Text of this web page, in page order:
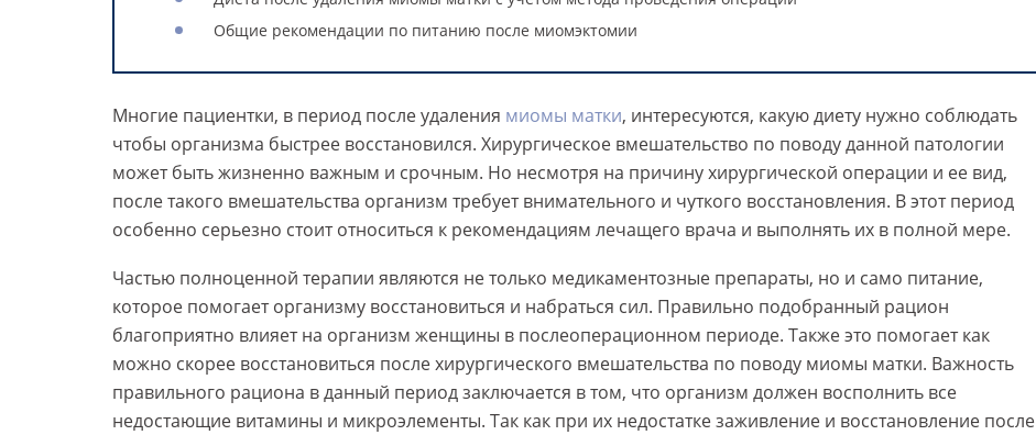
Общие рекомендации по питанию после миомэктомии
Многие пациентки, в период после удаления миомы матки, интересуются, какую диету нужно соблюдать
чтобы организма быстрее восстановился. Хирургическое вмешательство по поводу данной патологии
может быть жизненно важным и срочным. Но несмотря на причину хирургической операции и ее вид,
после такого вмешательства организм требует внимательного и чуткого восстановления. В этот период
особенно серьезно стоит относиться к рекомендациям лечащего врача и выполнять их в полной мере.
Частью полноценной терапии являются не только медикаментозные препараты, но и само питание,
которое помогает организму восстановиться и набраться сил. Правильно подобранный рацион
благоприятно влияет на организм женщины в послеоперационном периоде. Также это помогает как
можно скорее восстановиться после хирургического вмешательства по поводу миомы матки. Важность
правильного рациона в данный период заключается в том, что организм должен восполнить все
недостающие витамины и микроэлементы. Так как при их недостатке заживление и восстановление после